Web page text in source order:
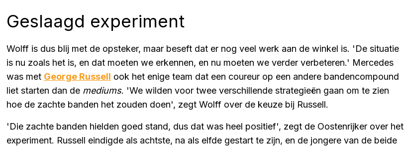
Geslaagd experiment
Wolff is dus blij met de opsteker, maar beseft dat er nog veel werk aan de winkel is. 'De situatie
is nu zoals het is, en dat moeten we erkennen, en nu moeten we verder verbeteren.' Mercedes
was met George Russell ook het enige team dat een coureur op een andere bandencompound
liet starten dan de mediums. 'We wilden voor twee verschillende strategieën gaan om te zien
hoe de zachte banden het zouden doen', zegt Wolff over de keuze bij Russell.
'Die zachte banden hielden goed stand, dus dat was heel positief', zegt de Oostenrijker over het
experiment. Russell eindigde als achtste, na als elfde gestart te zijn, en de jongere van de beide